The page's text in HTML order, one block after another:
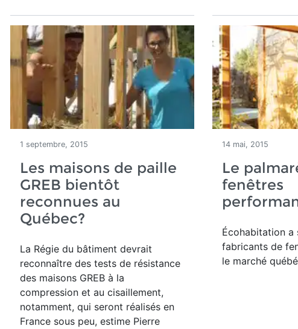
1 septembre, 2015
Les maisons de paille
GREB bientôt
reconnues au
Québec?
La Régie du bâtiment devrait
reconnaître des tests de résistance
des maisons GREB à la
compression et au cisaillement,
notamment, qui seront réalisés en
France sous peu, estime Pierre
14 mai, 2015
Le
fenêtres
Écohabitation a
fabricants de
le marché